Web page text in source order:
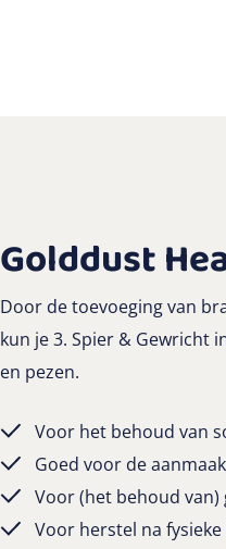
Golddust
Door de toevoeging van
kun je 3. Spier & Gewricht
en pezen.
Voor het behoud van
Goed voor de
Voor (het behoud van)
Voor herstel na